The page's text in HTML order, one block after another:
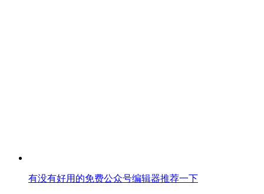
有没有好用的免费公众号编辑器推荐一下